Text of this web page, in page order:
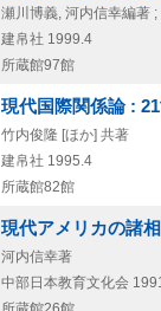
瀬川博義, 河内信幸編著
建帛社 1999.4
所蔵館97館
現代国際関係論 :
竹内俊隆 [ほか] 共著
建帛社 1995.4
所蔵館82館
現代アメリカの諸相
河内信幸著
中部日本教育文化会